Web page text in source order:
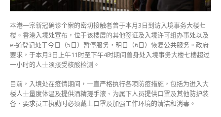
恢
8
月
3
日
到
者
须
强
本港一宗新冠确诊个案的密切接触者曾于本月3日到访入境事务大楼七
楼。香港入境处宣布，位于该楼层的其他签证及入境许可组办事处以及
e-道登记处于今日（5日）暂停服务，明日（6日）恢复公共服务。政府
要求，于本月3日上午11时至下午4时期间曾身处入境事务大楼七楼超过
一小时的人士须接受核酸检测。
目前，入境处在疫情期间，一直严格执行各项防疫措施，包括为进入大
楼人士量度体温及提供酒精搓手液、为属下人员提供口罩及其他防护装
备、要求员工执勤时必须戴上口罩及加强工作环境的清洁和消毒。